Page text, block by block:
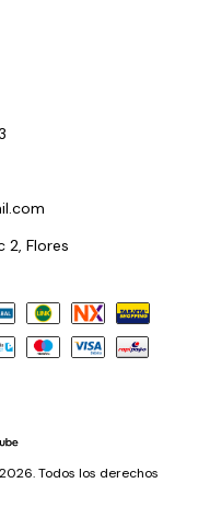
2, Flores
Todos los derechos